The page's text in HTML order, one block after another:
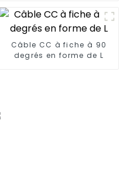
Câble CC à fiche à 90
degrés en forme de L